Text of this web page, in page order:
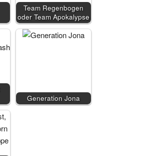
Team Regenbogen
oder Team Apokalypse
Generation Jona